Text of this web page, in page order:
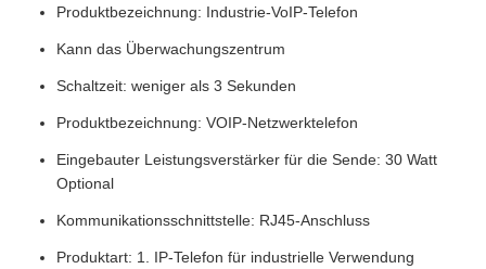
Produktbezeichnung: Industrie-VoIP-Telefon
Kann das Überwachungszentrum
Schaltzeit: weniger als 3 Sekunden
Produktbezeichnung: VOIP-Netzwerktelefon
Eingebauter Leistungsverstärker für die Sende: 30 Watt
Optional
Kommunikationsschnittstelle: RJ45-Anschluss
Produktart: 1. IP-Telefon für industrielle Verwendung